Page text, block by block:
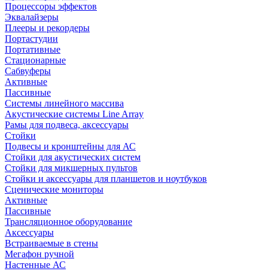
Процессоры эффектов
Эквалайзеры
Плееры и рекордеры
Портастудии
Портативные
Стационарные
Сабвуферы
Активные
Пассивные
Системы линейного массива
Акустические системы Line Array
Рамы для подвеса, аксессуары
Стойки
Подвесы и кронштейны для АС
Стойки для акустических систем
Стойки для микшерных пультов
Стойки и аксессуары для планшетов и ноутбуков
Сценические мониторы
Активные
Пассивные
Трансляционное оборудование
Аксессуары
Встраиваемые в стены
Мегафон ручной
Настенные АС